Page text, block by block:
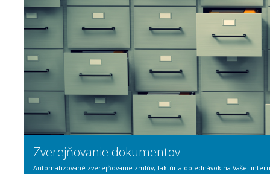
Zverejňovanie dokumentov
Automatizované zverejňovanie zmlúv, faktúr a objednávok na Vašej